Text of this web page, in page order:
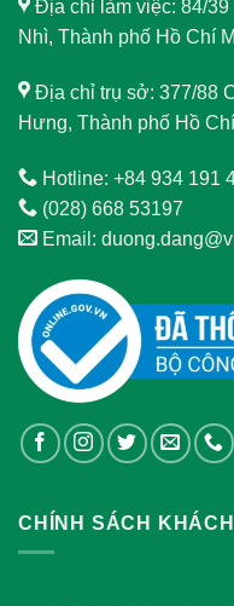
Địa chỉ làm việc: 84/
Nhì, Thành phố Hồ Chí
Địa chỉ trụ sở: 377/88
Hưng, Thành phố Hồ
Hotline: +84 934 191
(028) 668 53197
Email:
CHÍNH SÁCH